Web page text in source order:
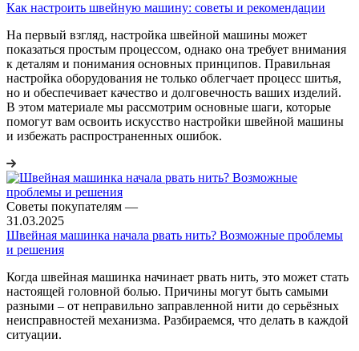
Как настроить швейную машину: советы и рекомендации
На первый взгляд, настройка швейной машины может
показаться простым процессом, однако она требует внимания
к деталям и понимания основных принципов. Правильная
настройка оборудования не только облегчает процесс шитья,
но и обеспечивает качество и долговечность ваших изделий.
В этом материале мы рассмотрим основные шаги, которые
помогут вам освоить искусство настройки швейной машины
и избежать распространенных ошибок.
Советы покупателям —
31.03.2025
Швейная машинка начала рвать нить? Возможные проблемы
и решения
Когда швейная машинка начинает рвать нить, это может стать
настоящей головной болью. Причины могут быть самыми
разными – от неправильно заправленной нити до серьёзных
неисправностей механизма. Разбираемся, что делать в каждой
ситуации.